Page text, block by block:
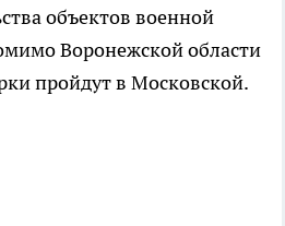
объектов военной
Воронежской области
пройдут в Московской.